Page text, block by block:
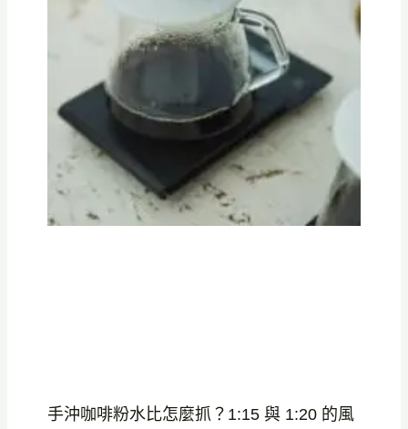
手沖咖啡粉水比怎麼抓？1:15 與 1:20 的風